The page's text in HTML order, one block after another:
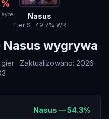
%
Nasus
Tier S · 49.7% WR
Nasus wygrywa
gier· Zaktualizowano: 2026-
Nasus —54.3%